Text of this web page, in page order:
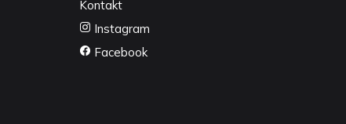
Kontakt
Instagram
Facebook